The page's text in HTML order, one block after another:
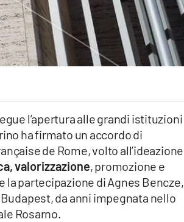
l’apertura alle grandi istituzioni
ha firmato un accordo di
de Rome, volto all’ideazione
valorizzazione, promozione e
partecipazione di Agnes Bencze,
da anni impegnata nello
Rosarno.